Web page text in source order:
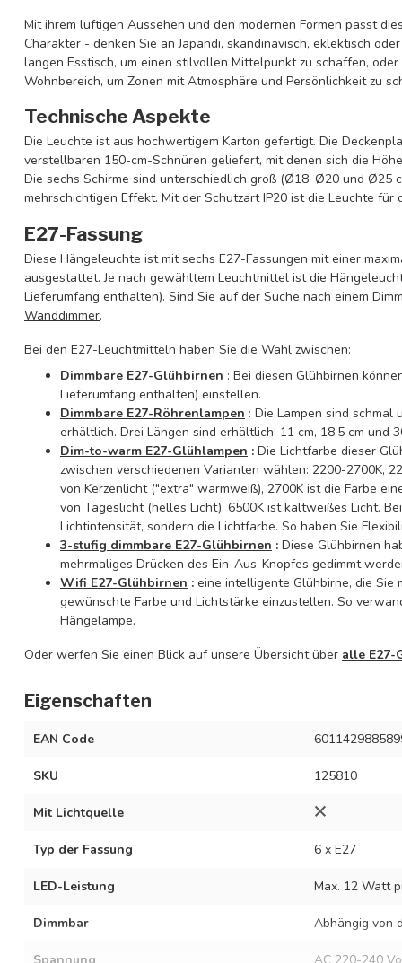
Mit ihrem luftigen Aussehen und den modernen Formen passt
Charakter - denken Sie an Japandi, skandinavisch, eklektisch
langen Esstisch, um einen stilvollen Mittelpunkt zu schaffen,
Wohnbereich, um Zonen mit Atmosphäre und Persönlichkeit zu
Technische Aspekte
Die Leuchte ist aus hochwertigem Karton gefertigt. Die
verstellbaren 150-cm-Schnüren geliefert, mit denen sich die
Die sechs Schirme sind unterschiedlich groß (Ø18, Ø20 und Ø25
mehrschichtigen Effekt. Mit der Schutzart IP20 ist die Leuchte für
E27-Fassung
Diese Hängeleuchte ist mit sechs E27-Fassungen mit einer
ausgestattet. Je nach gewähltem Leuchtmittel ist die
Lieferumfang enthalten). Sind Sie auf der Suche nach einem
Wanddimmer.
Bei den E27-Leuchtmitteln haben Sie die Wahl zwischen:
Dimmbare E27-Glühbirnen : Bei diesen Glühbirnen
Lieferumfang enthalten) einstellen.
Dimmbare E27-Röhrenlampen : Die Lampen sind
erhältlich. Drei Längen sind erhältlich: 11 cm, 18,5 cm und
Dim-to-warm E27-Glühlampen : Die Lichtfarbe dieser
zwischen verschiedenen Varianten wählen: 2200-2700K,
von Kerzenlicht ("extra" warmweiß), 2700K ist die Farbe
von Tageslicht (helles Licht). 6500K ist kaltweißes Licht.
Lichtintensität, sondern die Lichtfarbe. So haben Sie
3-stufig dimmbare E27-Glühbirnen : Diese Glühbirnen
mehrmaliges Drücken des Ein-Aus-Knopfes gedimmt
Wifi E27-Glühbirnen : eine intelligente Glühbirne, die Sie
gewünschte Farbe und Lichtstärke einzustellen. So
Hängelampe.
Oder werfen Sie einen Blick auf unsere Übersicht über alle E27-
Eigenschaften
EAN Code
SKU 125810
Mit Lichtquelle
Typ der Fassung 6 x E27
LED-Leistung Max. 12 Watt
Dimmbar Abhängig von